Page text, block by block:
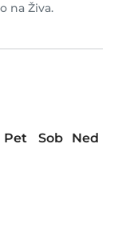
na Živa.
Pet Sob
Ned